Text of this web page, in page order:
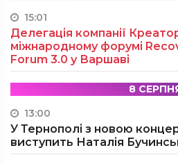
15:01
Делегація компанії
міжнародному форумі
Forum 3.0 у Варшаві
8
13:00
У Тернополі з новою
виступить Наталія